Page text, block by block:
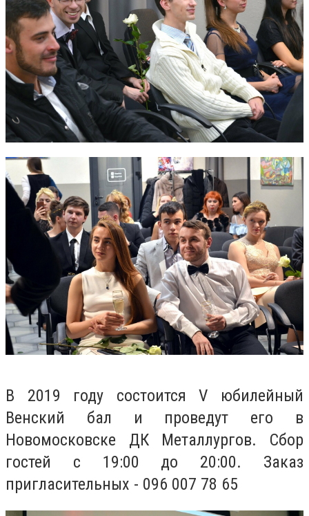
В 2019 году состоится V юбилейный
Венский бал и проведут его в
Новомосковске ДК Металлургов. Сбор
гостей с 19:00 до 20:00. Заказ
пригласительных - 096 007 78 65